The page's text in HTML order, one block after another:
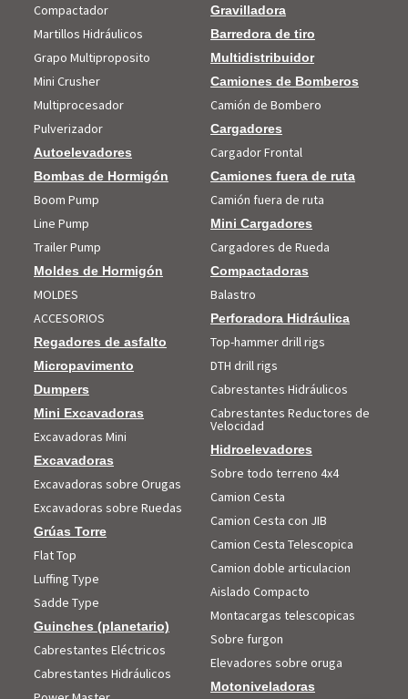
Compactador
Martillos Hidráulicos
Grapo Multiproposito
Mini Crusher
Multiprocesador
Pulverizador
Autoelevadores
Bombas de Hormigón
Boom Pump
Line Pump
Trailer Pump
Moldes de Hormigón
MOLDES
ACCESORIOS
Regadores de asfalto
Micropavimento
Gravilladora
Barredora de tiro
Multidistribuidor
Camiones de Bomberos
Camión de Bombero
Cargadores
Cargador Frontal
Camiones fuera de ruta
Camión fuera de ruta
Mini Cargadores
Cargadores de Rueda
Compactadoras
Balastro
Perforadora Hidráulica
Top-hammer drill rigs
DTH drill rigs
Dumpers
Mini Excavadoras
Excavadoras Mini
Excavadoras
Excavadoras sobre Orugas
Excavadoras sobre Ruedas
Grúas Torre
Flat Top
Luffing Type
Sadde Type
Guinches (planetario)
Cabrestantes Eléctricos
Cabrestantes Hidráulicos
Cabrestantes Hidráulicos
Cabrestantes Reductores de
Velocidad
Hidroelevadores
Sobre todo terreno 4x4
Camion Cesta
Camion Cesta con JIB
Camion Cesta Telescopica
Camion doble articulacion
Aislado Compacto
Montacargas telescopicas
Sobre furgon
Elevadores sobre oruga
Motoniveladoras